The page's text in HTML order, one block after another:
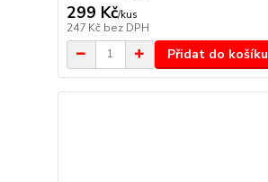
299 Kč/kus
247 Kč bez DPH
Přidat do košíku